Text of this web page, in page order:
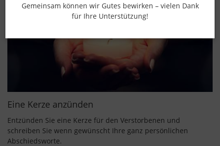
Eine Kerze anzünden
Entzünden Sie eine Kerze für den Verstorbenen und
schreiben Sie wenn gewünscht Ihre ganz persönlichen
Abschiedsworte.
Gemeinsam können wir Gutes bewirken – vielen Dank
für Ihre Unterstützung!